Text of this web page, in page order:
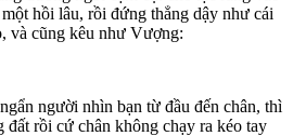
hồi lâu, rồi đứng thẳng dậy như cái
và cũng kêu như Vượng:
người nhìn bạn từ đầu đến chân, thì
đất rồi cứ chân không chạy ra kéo tay